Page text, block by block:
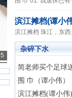
5
滨江摊档(谭小
滨江摊档 珠江，东
杂碎下水
·简老师买个足球
· 围 巾（谭小伟）
·滨江摊档(谭小伟)